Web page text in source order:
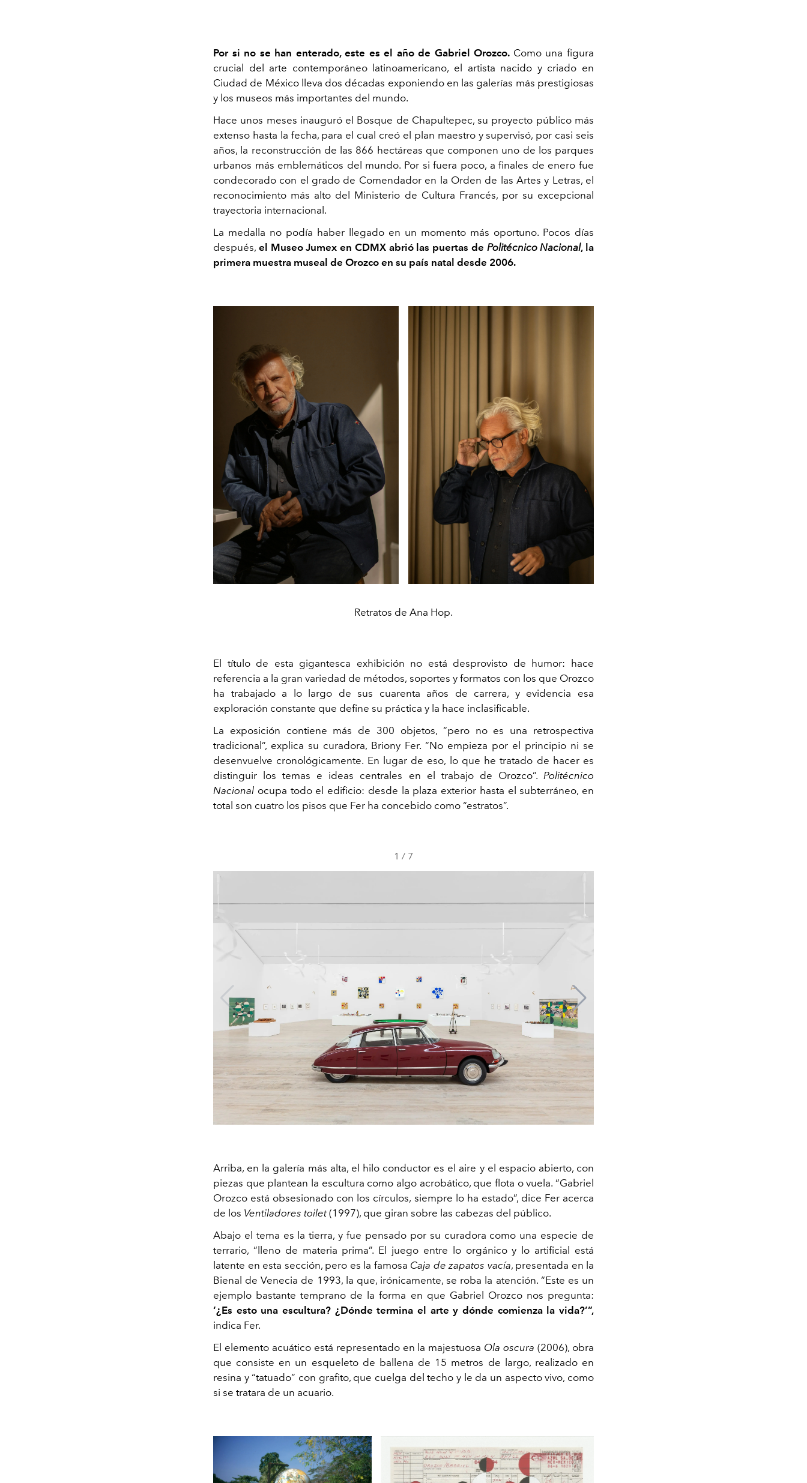
Por si no se han enterado, este es el año de Gabriel Orozco. Como una figura
crucial del arte contemporáneo latinoamericano, el artista nacido y criado en
Ciudad de México lleva dos décadas exponiendo en las galerías más prestigiosas
y los museos más importantes del mundo.
Hace unos meses inauguró el Bosque de Chapultepec, su proyecto público más
extenso hasta la fecha, para el cual creó el plan maestro y supervisó, por casi seis
años, la reconstrucción de las 866 hectáreas que componen uno de los parques
urbanos más emblemáticos del mundo. Por si fuera poco, a finales de enero fue
condecorado con el grado de Comendador en la Orden de las Artes y Letras, el
reconocimiento más alto del Ministerio de Cultura Francés, por su excepcional
trayectoria internacional.
La medalla no podía haber llegado en un momento más oportuno. Pocos días
después, el Museo Jumex en CDMX abrió las puertas de Politécnico Nacional, la
primera muestra museal de Orozco en su país natal desde 2006.
Retratos de Ana Hop.
El título de esta gigantesca exhibición no está desprovisto de humor: hace
referencia a la gran variedad de métodos, soportes y formatos con los que Orozco
ha trabajado a lo largo de sus cuarenta años de carrera, y evidencia esa
exploración constante que define su práctica y la hace inclasificable.
La exposición contiene más de 300 objetos, “pero no es una retrospectiva
tradicional”, explica su curadora, Briony Fer. “No empieza por el principio ni se
desenvuelve cronológicamente. En lugar de eso, lo que he tratado de hacer es
distinguir los temas e ideas centrales en el trabajo de Orozco”. Politécnico
Nacional ocupa todo el edificio: desde la plaza exterior hasta el subterráneo, en
total son cuatro los pisos que Fer ha concebido como “estratos”.
1 / 7
Arriba, en la galería más alta, el hilo conductor es el aire y el espacio abierto, con
piezas que plantean la escultura como algo acrobático, que flota o vuela. “Gabriel
Orozco está obsesionado con los círculos, siempre lo ha estado”, dice Fer acerca
de los Ventiladores toilet(1997), que giran sobre las cabezas del público.
Abajo el tema es la tierra, y fue pensado por su curadora como una especie de
terrario, “lleno de materia prima”. El juego entre lo orgánico y lo artificial está
latente en esta sección, pero es la famosa Caja de zapatos vacía, presentada en la
Bienal de Venecia de 1993, la que, irónicamente, se roba la atención. “Este es un
ejemplo bastante temprano de la forma en que Gabriel Orozco nos pregunta:
‘¿Es esto una escultura? ¿Dónde termina el arte y dónde comienza la vida?’”,
indica Fer.
El elemento acuático está representado en la majestuosa Ola oscura(2006), obra
que consiste en un esqueleto de ballena de 15 metros de largo, realizado en
resina y “tatuado” con grafito, que cuelga del techo y le da un aspecto vivo, como
si se tratara de un acuario.